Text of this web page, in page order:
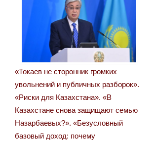
«Токаев не сторонник громких
увольнений и публичных разборок».
«Риски для Казахстана». «В
Казахстане снова защищают семью
Назарбаевых?». «Безусловный
базовый доход: почему